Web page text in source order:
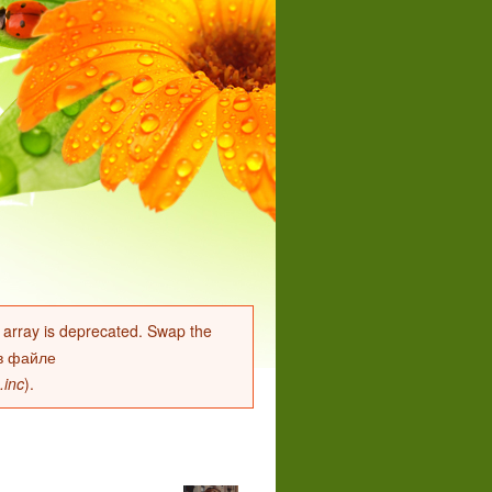
is deprecated. Swap the
файле
).